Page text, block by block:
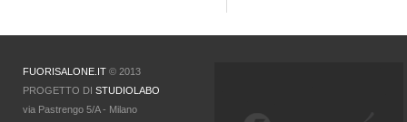
FUORISALONE.IT © 2013
PROGETTO DI STUDIOLABO
via Pastrengo 5/A - Milano